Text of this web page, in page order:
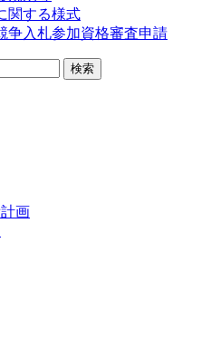
関する様式
争入札参加資格審査申請
画